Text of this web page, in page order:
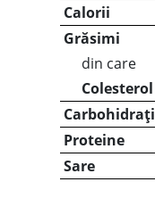
Calorii
Grăsimi
din care
Colesterol
Carbohidrați
Proteine
Sare